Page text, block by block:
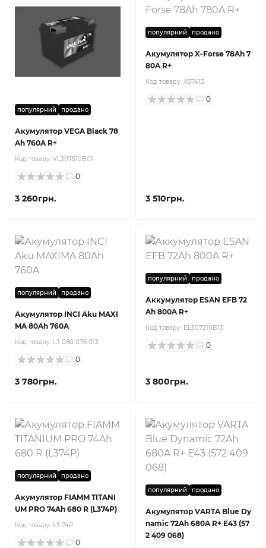
популярний продано
Акумулятор VEGA Black 78
Ah 760A R+
Код товару: VL307510B01
0
3 260грн.
популярний продано
Акумулятор X-Forse 78Ah 7
80A R+
Код товару: X57413
0
3 510грн.
популярний продано
Акумулятор INCI Aku MAXI
MA 80Ah 760A
Код товару: L3 080 076 013
0
3 780грн.
популярний продано
Аккумулятор ESAN EFB 72
Ah 800A R+
Код товару: EL307210B13
0
3 800грн.
популярний продано
Акумулятор FIAMM TITANI
UM PRO 74Ah 680 R (L374P)
Код товару: L3 74P
0
популярний продано
Акумулятор VARTA Blue Dy
namic 72Ah 680A R+ E43 (57
2 409 068)